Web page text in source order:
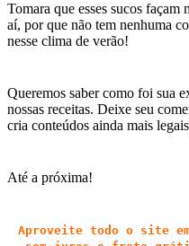
Tomara que esses sucos façam
aí, por que não tem nenhuma
nesse clima de verão!
Queremos saber como foi sua
nossas receitas. Deixe seu
cria conteúdos ainda mais
Até a próxima!
Aproveite todo o site